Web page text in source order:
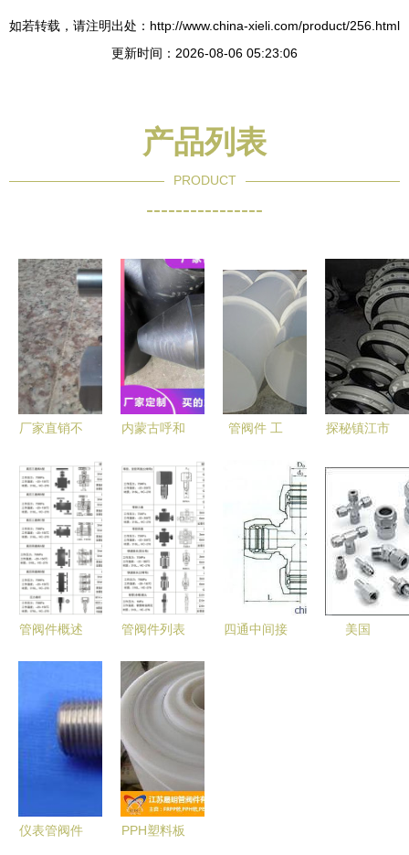
如若转载，请注明出处：http://www.china-xieli.com/product/256.html
更新时间：2026-08-06 05:23:06
产品列表
PRODUCT
----------------
厂家直销不
图片大全 |
扬中市成中
仪表管阀件
厂专业供应
内蒙古呼和
管阀件（分
公司）耐腐
蚀塑料管阀
件产品解析
与应用
管阀件 工
探秘镇江市
专业制造与
创新服务的
引领者
管阀件概述
管阀件列表
管道系统中
的核心组件
四通中间接
美国
仪表管阀件
PPH塑料板